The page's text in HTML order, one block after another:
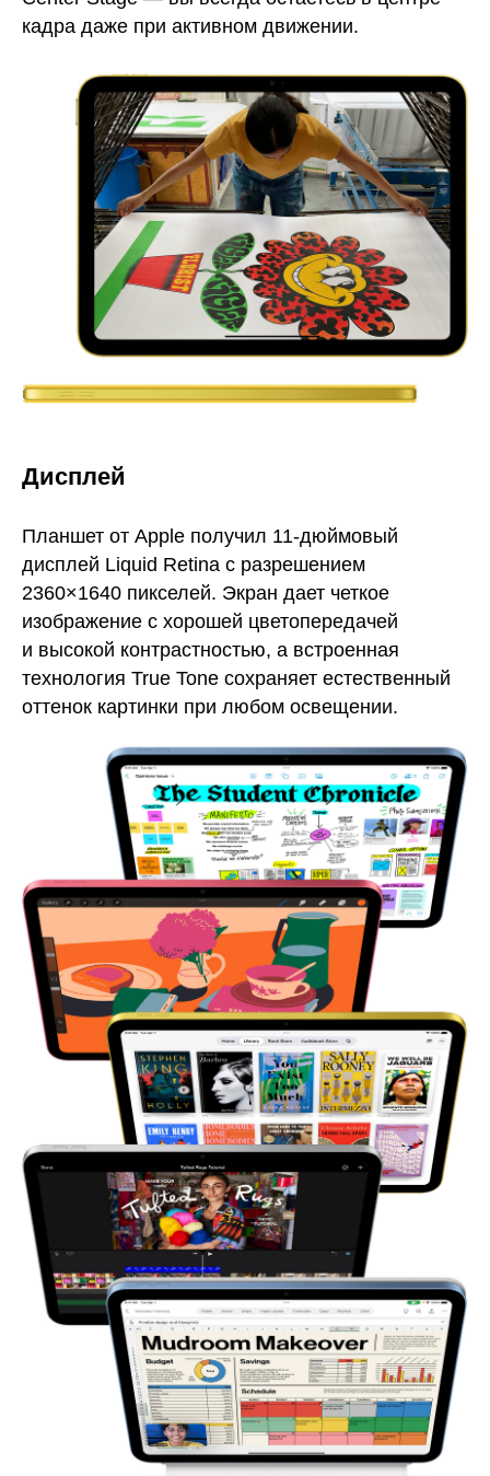
кадра даже при активном движении.
Дисплей
Планшет от Apple получил 11-дюймовый
дисплей Liquid Retina с разрешением
2360×1640 пикселей. Экран дает четкое
изображение c хорошей цветопередачей
и высокой контрастностью, а встроенная
технология True Tone сохраняет естественный
оттенок картинки при любом освещении.